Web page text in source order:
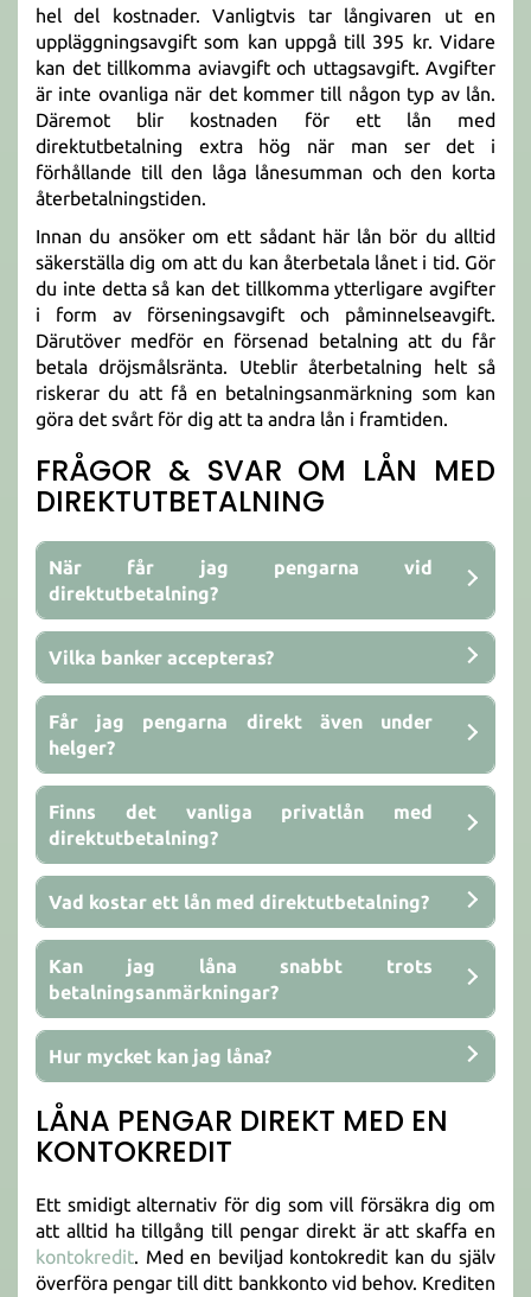
hel del kostnader. Vanligtvis tar långivaren ut en
uppläggningsavgift som kan uppgå till 395 kr. Vidare
kan det tillkomma aviavgift och uttagsavgift. Avgifter
är inte ovanliga när det kommer till någon typ av lån.
Däremot blir kostnaden för ett lån med
direktutbetalning extra hög när man ser det i
förhållande till den låga lånesumman och den korta
återbetalningstiden.
Innan du ansöker om ett sådant här lån bör du alltid
säkerställa dig om att du kan återbetala lånet i tid. Gör
du inte detta så kan det tillkomma ytterligare avgifter
i form av förseningsavgift och påminnelseavgift.
Därutöver medför en försenad betalning att du får
betala dröjsmålsränta. Uteblir återbetalning helt så
riskerar du att få en betalningsanmärkning som kan
göra det svårt för dig att ta andra lån i framtiden.
FRÅGOR & SVAR OM LÅN MED
DIREKTUTBETALNING
När får jag pengarna vid
direktutbetalning?
Vilka banker accepteras?
Får jag pengarna direkt även under
helger?
Finns det vanliga privatlån med
direktutbetalning?
Vad kostar ett lån med direktutbetalning?
Kan jag låna snabbt trots
betalningsanmärkningar?
Hur mycket kan jag låna?
LÅNA PENGAR DIREKT MED EN
KONTOKREDIT
Ett smidigt alternativ för dig som vill försäkra dig om
att alltid ha tillgång till pengar direkt är att skaffa en
kontokredit. Med en beviljad kontokredit kan du själv
överföra pengar till ditt bankkonto vid behov. Krediten